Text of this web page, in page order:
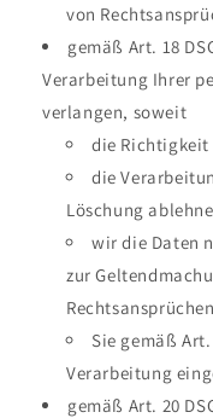
von
gemäß Art. 18
Verarbeitung Ihrer
verlangen, soweit
die
die
Löschung
wir die Daten
zur
Sie gemäß
Verarbeitung
gemäß Art. 20